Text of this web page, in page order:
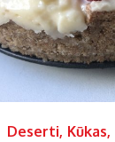
Deserti, Kūkas,